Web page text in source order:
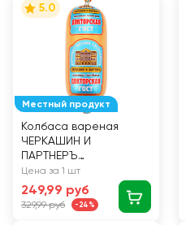
Местный продукт
5.0
Колбаса вареная
ЧЕРКАШИН И
ПАРТНЕРЪ
Докторская,
категория А, ГОСТ,
350г
Цена за 1 шт
249,99 руб
329,99 руб -24%